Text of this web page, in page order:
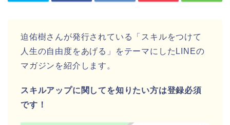
迫佑樹さんが発行されている「スキルをつけて
人生の自由度をあげる」をテーマにしたLINEの
マガジンを紹介します。
スキルアップに関してを知りたい方は登録必須
です！